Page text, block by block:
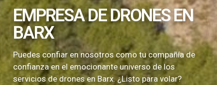
EMPRESA DE DRONES EN
BARX
Puedes confiar en nosotros como tu compañía de
confianza en el emocionante universo de los
servicios de drones en Barx. ¿Listo para volar?